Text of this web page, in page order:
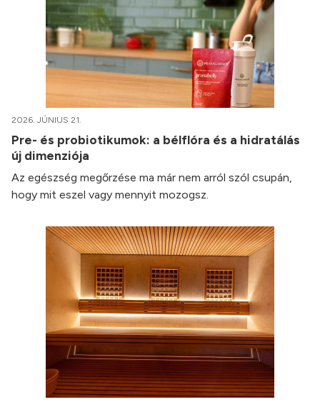
2026. JÚNIUS 21.
Pre- és probiotikumok: a bélflóra és a hidratálás
új dimenziója
Az egészség megőrzése ma már nem arról szól csupán,
hogy mit eszel vagy mennyit mozogsz.